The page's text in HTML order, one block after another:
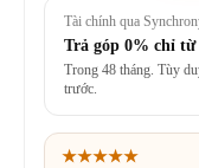
Tài chính qua
Trả góp 0% chỉ từ
Trong 48 tháng. Tùy
trước.
★★★★★